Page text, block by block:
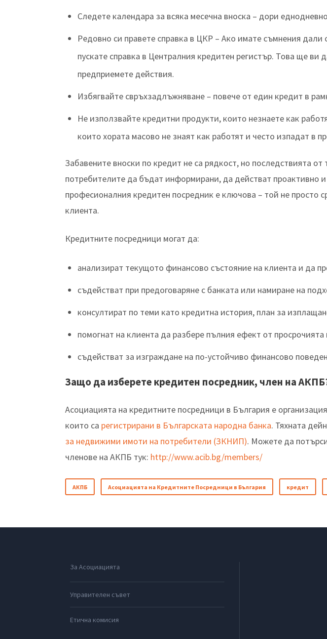
Следете календара за всяка месечна вноска – дори
Редовно си правете справка в ЦКР – Ако имате съмнения
пускате справка в Централния кредитен регистър. Това ще
предприемете действия.
Избягвайте свръхзадлъжняване – повече от един кредит в
Не използвайте кредитни продукти, които незнаете как
които хората масово не знаят как работят и често изпадат в
Забавените вноски по кредит не са рядкост, но последствията
потребителите да бъдат информирани, да действат проактивно
професионалния кредитен посредник е ключова – той не просто
клиента.
Кредитните посредници могат да:
анализират текущото финансово състояние на клиента и да
съдействат при предоговаряне с банката или намиране на
консултират по теми като кредитна история, план за
помогнат на клиента да разбере пълния ефект от
съдействат за изграждане на по-устойчиво финансово
Защо да изберете кредитен посредник, член на
Асоциацията на кредитните посредници в България е
които са регистрирани в Българската народна банка. Тяхната
за недвижими имоти на потребители (ЗКНИП). Можете да
членове на АКПБ тук: http://www.acib.bg/members/
АКПБ Асоциацията на Кредитните Посредници в България кредит
За Асоциацията
Управителен съвет
Етична комисия